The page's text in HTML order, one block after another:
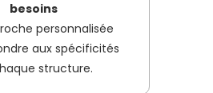
besoins
personnalisée
aux spécificités
structure.